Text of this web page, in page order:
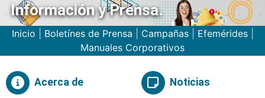
Información y Prensa.
Inicio Boletínes de Prensa Campañas| Efemérides|
Manuales Corporativos
Acerca de Noticias